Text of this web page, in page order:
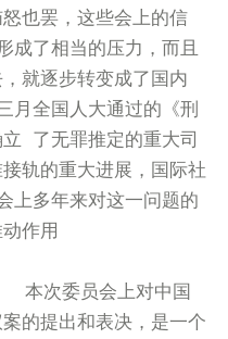
也罢，这些会上的信
成了相当的压力，而且
就逐步转变成了国内
月全国人大通过的《刑
了无罪推定的重大司
轨的重大进展，国际社
上多年来对这一问题的
作用
对中国
的提出和表决，是一个